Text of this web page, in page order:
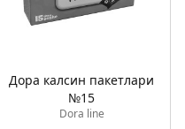
Дора калсин пакетлари
№15
Dora line